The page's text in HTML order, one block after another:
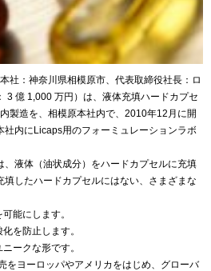
社：神奈川県相模原市、代表取締役社長：ロ
3 億 1,000 万円）は、液体充填ハードカプセ
製造を、相模原本社内で、2010年12月に開
内にLicaps用のフォーミュレーションラボ
液体（油状成分）をハードカプセルに充填
したハードカプセルにはない、さまざまな
能にします。
を防止します。
ークな形です。
をヨーロッパやアメリカをはじめ、グローバ